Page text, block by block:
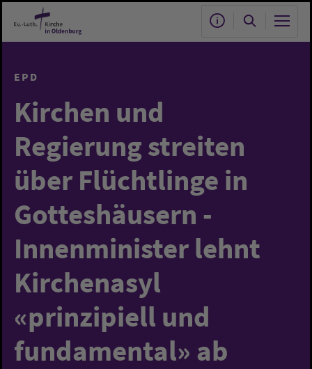
Zum Hauptinhalt springen
EPD
Kirchen und
Regierung streiten
über Flüchtlinge in
Gotteshäusern -
Innenminister lehnt
Kirchenasyl
«prinzipiell und
fundamental» ab